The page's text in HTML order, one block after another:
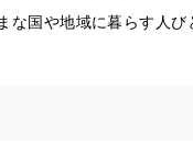
な国や地域に暮らす人び